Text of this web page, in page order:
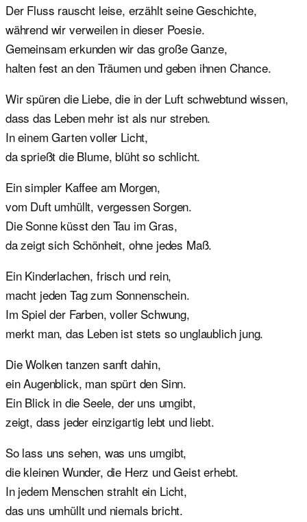
Der Fluss rauscht leise, erzählt seine Geschichte,
während wir verweilen in dieser Poesie.
Gemeinsam erkunden wir das große Ganze,
halten fest an den Träumen und geben ihnen Chance.
Wir spüren die Liebe, die in der Luft schwebtund wissen,
dass das Leben mehr ist als nur streben.
In einem Garten voller Licht,
da sprießt die Blume, blüht so schlicht.
Ein simpler Kaffee am Morgen,
vom Duft umhüllt, vergessen Sorgen.
Die Sonne küsst den Tau im Gras,
da zeigt sich Schönheit, ohne jedes Maß.
Ein Kinderlachen, frisch und rein,
macht jeden Tag zum Sonnenschein.
Im Spiel der Farben, voller Schwung,
merkt man, das Leben ist stets so unglaublich jung.
Die Wolken tanzen sanft dahin,
ein Augenblick, man spürt den Sinn.
Ein Blick in die Seele, der uns umgibt,
zeigt, dass jeder einzigartig lebt und liebt.
So lass uns sehen, was uns umgibt,
die kleinen Wunder, die Herz und Geist erhebt.
In jedem Menschen strahlt ein Licht,
das uns umhüllt und niemals bricht.